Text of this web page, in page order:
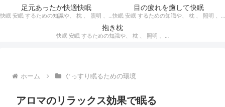
足元あったか快適快眠
快眠 安眠 するための知識や、 枕 、 照明 、 アロマ など、おすすめの グッズ などを紹介。 足元あったかで快適に眠るための 湯たんぽ あったか靴下 レッグウォーマー などの紹介です。
目の疲れを癒して快眠
快眠 安眠 するための知識や、 枕 、 照明 、 アロマ など、おすすめの グッズ などを紹介。 目の疲れを癒やす、 快眠、安眠 のための アイマスク アイピロー について。
抱き枕
快眠 安眠 するための知識や、 枕 、 照明 、 アロマ など、おすすめの グッズ などを紹介。 安心感を得る、リラックスして眠れるための 抱き枕 の紹介です。 妊婦さんや赤ちゃん、腰痛がある人におすすめ。
ホーム ぐっすり眠るための環境
アロマのリラックス効果で眠る